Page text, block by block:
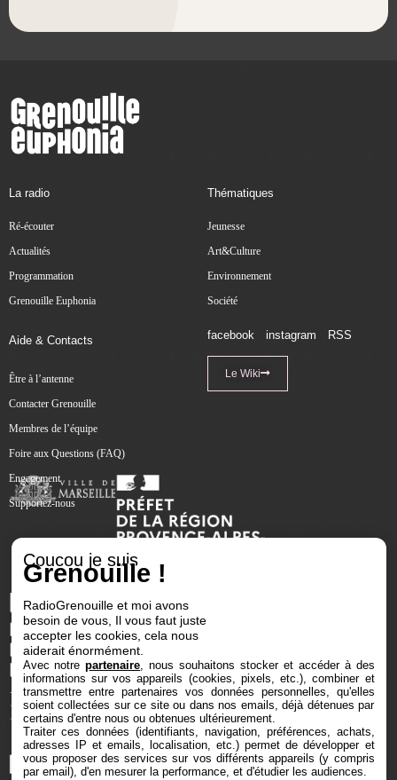
La radio
Ré-écouter
Actualités
Programmation
Grenouille Euphonia
Thématiques
Jeunesse
Art&Culture
Environnement
Société
Aide & Contacts
Être à l’antenne
Contacter Grenouille
Membres de l’équipe
Foire aux Questions (FAQ)
Engagement
Supportez-nous
facebook instagram RSS
Le Wiki
Coucou je suis
Grenouille !
RadioGrenouille et moi avons
besoin de vous, Il vous faut juste
accepter les cookies, cela nous
aiderait énormément.
Avec notrepartenaire , nous souhaitons stocker et accéder à des
informations sur vos appareils (cookies, pixels, etc.), combiner et
transmettre entre partenaires vos données personnelles, qu'elles
soient collectées sur ce site ou dans nos emails, déjà détenues par
certains d'entre nous ou obtenues ultérieurement.
Traiter ces données (identifiants, navigation, préférences, achats,
adresses IP et emails, localisation, etc.) permet de développer et
vous proposer des services sur vos différents appareils (y compris
par email), d'en mesurer la performance, et d'étudier les audiences.